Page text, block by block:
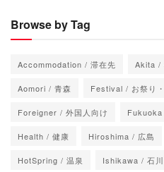
Browse by Tag
Accommodation / 滞在先 Akita /
Aomori / 青森 Festival / お祭り
Foreigner / 外国人向け Fukuoka
Health / 健康 Hiroshima / 広島
HotSpring / 温泉 Ishikawa / 石川